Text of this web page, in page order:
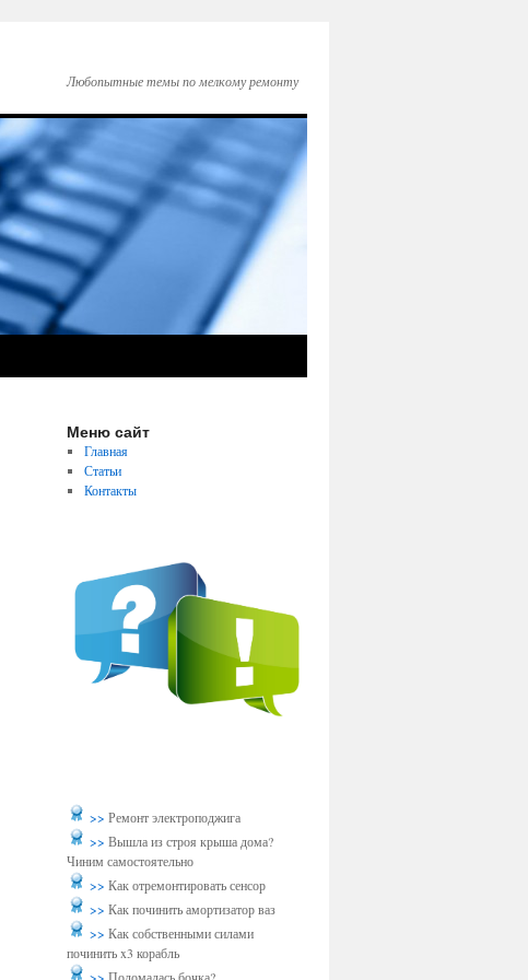
Любопытные темы по мелкому ремонту
Меню сайт
Главная
Статьи
Контакты
>> Ремонт электроподжига
>> Вышла из строя крыша дома?
Чиним самостоятельно
>> Как отремонтировать сенсор
>> Как починить амортизатор ваз
>> Как собственными силами
починить x3 корабль